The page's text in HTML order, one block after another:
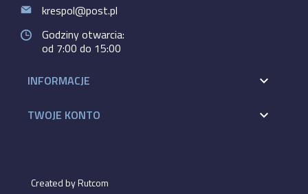
krespol@post.pl
Godziny otwarcia:
od 7:00 do 15:00
INFORMACJE

TWOJE KONTO 
Created by Rutcom